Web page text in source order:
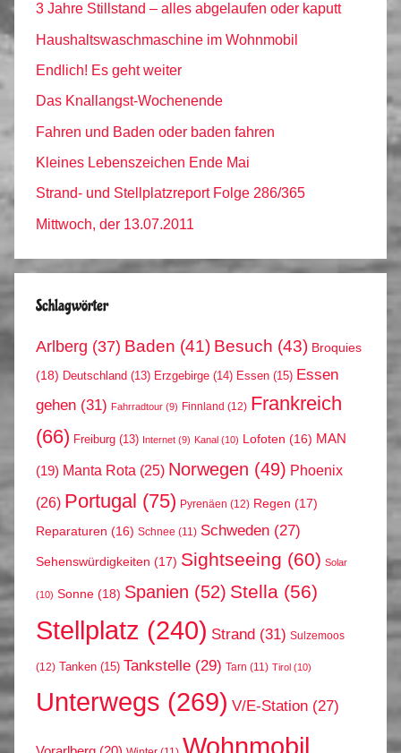
3 Jahre Stillstand – alles abgelaufen oder kaputt
Haushaltswaschmaschine im Wohnmobil
Endlich! Es geht weiter
Das Knallangst-Wochenende
Fahren und Baden oder baden fahren
Kleines Lebenszeichen Ende Mai
Strand- und Stellplatzreport Folge 286/365
Mittwoch, der 13.07.2011
Schlagwörter
Arlberg (37) Baden (41) Besuch (43) Broquies
(18) Deutschland (13) Erzgebirge (14) Essen (15) Essen
gehen (31) Fahrradtour (9) Finnland (12) Frankreich
(66) Freiburg (13) Internet (9) Kanal (10) Lofoten (16) MAN
(19) Manta Rota (25) Norwegen (49) Phoenix
(26) Portugal (75) Pyrenäen (12) Regen (17)
Reparaturen (16) Schnee (11) Schweden (27)
Sehenswürdigkeiten (17) Sightseeing (60) Solar
(10) Sonne (18) Spanien (52) Stella (56)
Stellplatz (240) Strand (31) Sulzemoos
(12) Tanken (15) Tankstelle (29) Tarn (11) Tirol (10)
Unterwegs (269) V/E-Station (27)
Wohnmobil